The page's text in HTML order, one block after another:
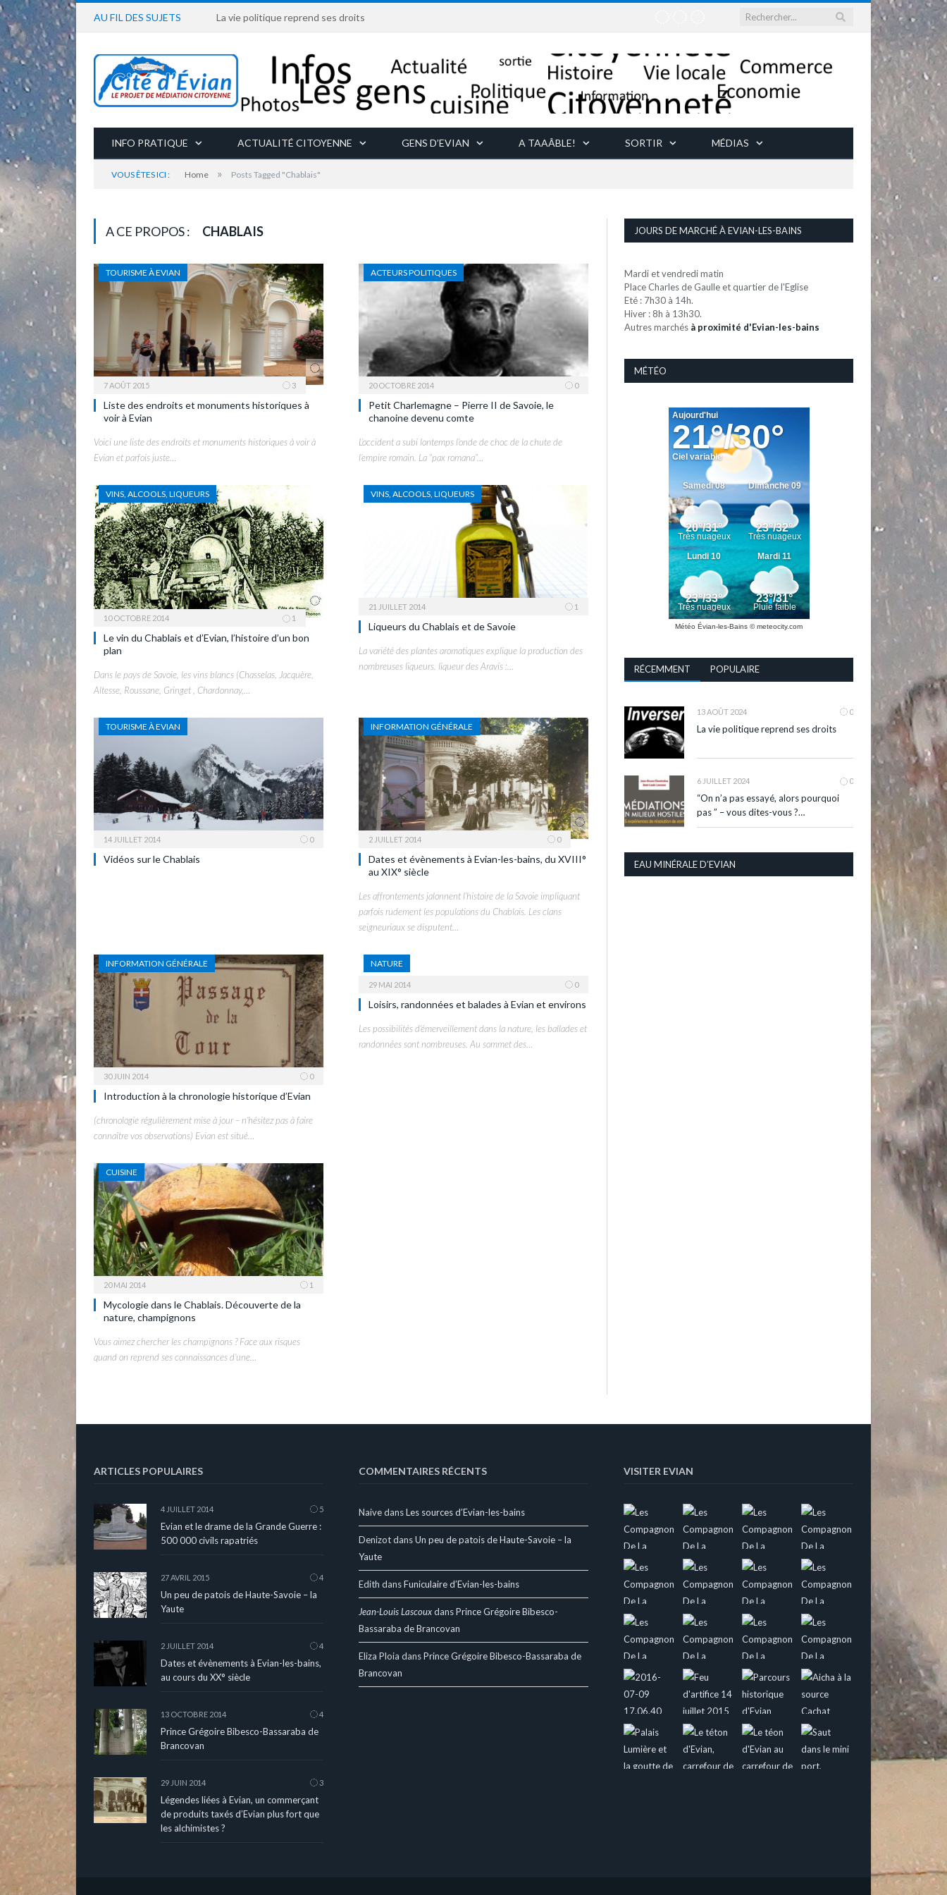
AU FIL DES SUJETS La vie politique reprend ses droits
INFO PRATIQUE ACTUALITÉ CITOYENNE GENS D’EVIAN A TAAÂBLE! SORTIR MÉDIAS
VOUS ÊTES ICI : Home » Posts Tagged "Chablais"
A CE PROPOS : CHABLAIS
TOURISME À EVIAN
7 AOÛT 2015 3
Liste des endroits et monuments historiques à
voir à Evian
Voici une liste des endroits et monuments historiques à voir à
Evian et parfois juste…
ACTEURS POLITIQUES
20 OCTOBRE 2014 0
Petit Charlemagne – Pierre II de Savoie, le
chanoine devenu comte
L’occident a subi lontemps l’onde de choc de la chute de
l’empire romain. La “pax romana”…
VINS, ALCOOLS, LIQUEURS
10 OCTOBRE 2014 1
Le vin du Chablais et d’Evian, l’histoire d’un bon
plan
Dans le pays de Savoie, les vins blancs (Chasselas, Jacquère,
Altesse, Roussane, Gringet , Chardonnay,…
VINS, ALCOOLS, LIQUEURS
21 JUILLET 2014 1
Liqueurs du Chablais et de Savoie
La variété des plantes aromatiques explique la production des
nombreuses liqueurs. liqueur des Aravis :…
TOURISME À EVIAN
14 JUILLET 2014 0
Vidéos sur le Chablais
INFORMATION GÉNÉRALE
2 JUILLET 2014 0
Dates et évènements à Evian-les-bains, du XVIII°
au XIX° siècle
Les affrontements jalonnent l’histoire de la Savoie impliquant
parfois rudement les populations du Chablais. Les clans
seigneuriaux se disputent…
INFORMATION GÉNÉRALE
30 JUIN 2014 0
Introduction à la chronologie historique d’Evian
(chronologie régulièrement mise à jour – n’hésitez pas à faire
connaître vos observations) Evian est situé…
NATURE
29 MAI 2014 0
Loisirs, randonnées et balades à Evian et environs
Les possibilités d’émerveillement dans la nature, les ballades et
randonnées sont nombreuses. Au sommet des…
CUISINE
20 MAI 2014 1
Mycologie dans le Chablais. Découverte de la
nature, champignons
Vous aimez chercher les champignons ? Face aux risques
quand on reprend ses connaissances d’une…
JOURS DE MARCHÉ À EVIAN-LES-BAINS
Mardi et vendredi matin
Place Charles de Gaulle et quartier de l'Eglise
Eté : 7h30 à 14h.
Hiver : 8h à 13h30.
Autres marchés à proximité d'Evian-les-bains
MÉTÉO
Météo Évian-les-Bains © meteocity.com
RÉCEMMENT POPULAIRE
13 AOÛT 2024 0
La vie politique reprend ses droits
6 JUILLET 2024 0
“On n’a pas essayé, alors pourquoi
pas ” – vous dites-vous ?…
EAU MINÉRALE D’EVIAN
ARTICLES POPULAIRES
4 JUILLET 2014 5
Evian et le drame de la Grande Guerre :
500 000 civils rapatriés
27 AVRIL 2015 4
Un peu de patois de Haute-Savoie – la
Yaute
2 JUILLET 2014 4
Dates et évènements à Evian-les-bains,
au cours du XX° siècle
13 OCTOBRE 2014 4
Prince Grégoire Bibesco-Bassaraba de
Brancovan
29 JUIN 2014 3
Légendes liées à Evian, un commerçant
de produits taxés d’Evian plus fort que
les alchimistes ?
COMMENTAIRES RÉCENTS
NaivedansLes sources d’Evian-les-bains
DenizotdansUn peu de patois de Haute-Savoie – la
Yaute
Edith dansFuniculaire d’Evian-les-bains
Jean-Louis LascouxdansPrince Grégoire Bibesco-
Bassaraba de Brancovan
Eliza Ploia dansPrince Grégoire Bibesco-Bassaraba de
Brancovan
VISITER EVIAN